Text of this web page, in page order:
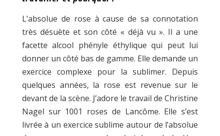
L’absolue de rose à cause de sa connotation
très désuète et son côté « déjà vu ». Il a une
facette alcool phényle éthylique qui peut lui
donner un côté bas de gamme. Elle demande un
exercice complexe pour la sublimer. Depuis
quelques années, la rose est revenue sur le
devant de la scène. J’adore le travail de Christine
Nagel sur 1001 roses de Lancôme. Elle s’est
livrée à un exercice sublime autour de l’absolue